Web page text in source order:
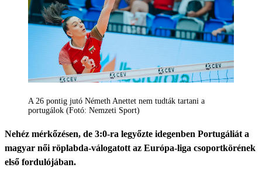
A 26 pontig jutó Németh Anettet nem tudták tartani a
portugálok (Fotó: Nemzeti Sport)
Nehéz mérkőzésen, de 3:0-ra legyőzte idegenben Portugáliát a
magyar női röplabda-válogatott az Európa-liga csoportkörének
első fordulójában.